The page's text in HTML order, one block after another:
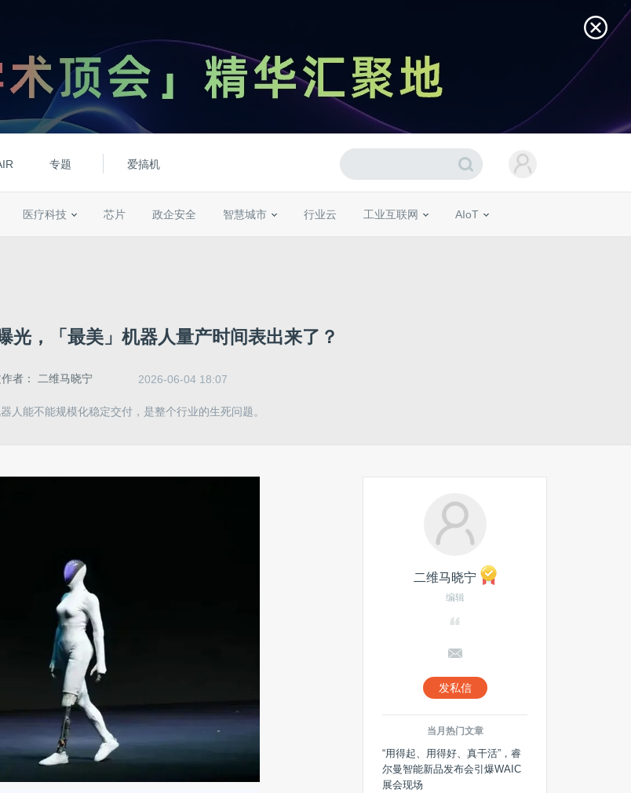
专题 爱搞机
医疗科技 芯片 政企安全 智慧城市 行业云 工业互联网 AIoT
光，「最美」机器人量产时间表出来了？
者： 二维马晓宁 2026-06-04 18:07
人能不能规模化稳定交付，是整个行业的生死问题。
二维马晓宁
编辑
发私信
当月热门文章
“用得起、用得好、真干活”，睿
尔曼智能新品发布会引爆WAIC
展会现场